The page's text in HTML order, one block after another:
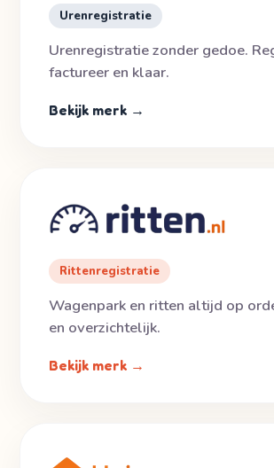
Urenregistratie
Urenregistratie zonder gedoe.
factureer en klaar.
Bekijk merk →
Rittenregistratie
Wagenpark en ritten altijd op
en overzichtelijk.
Bekijk merk →